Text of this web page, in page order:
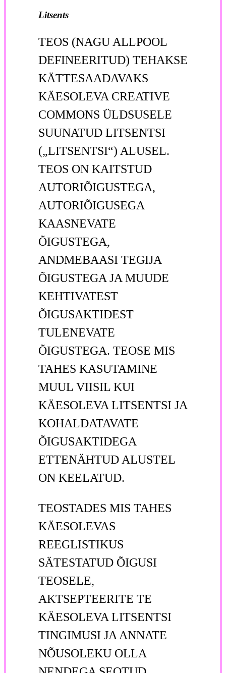
Litsents
TEOS (NAGU ALLPOOL
DEFINEERITUD) TEHAKSE
KÄTTESAADAVAKS
KÄESOLEVA CREATIVE
COMMONS ÜLDSUSELE
SUUNATUD LITSENTSI
(„LITSENTSI“) ALUSEL.
TEOS ON KAITSTUD
AUTORIÕIGUSTEGA,
AUTORIÕIGUSEGA
KAASNEVATE
ÕIGUSTEGA,
ANDMEBAASI TEGIJA
ÕIGUSTEGA JA MUUDE
KEHTIVATEST
ÕIGUSAKTIDEST
TULENEVATE
ÕIGUSTEGA. TEOSE MIS
TAHES KASUTAMINE
MUUL VIISIL KUI
KÄESOLEVA LITSENTSI JA
KOHALDATAVATE
ÕIGUSAKTIDEGA
ETTENÄHTUD ALUSTEL
ON KEELATUD.
TEOSTADES MIS TAHES
KÄESOLEVAS
REEGLISTIKUS
SÄTESTATUD ÕIGUSI
TEOSELE,
AKTSEPTEERITE TE
KÄESOLEVA LITSENTSI
TINGIMUSI JA ANNATE
NÕUSOLEKU OLLA